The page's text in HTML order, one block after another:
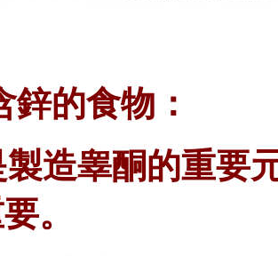
鋅的食物：
造睾酮的重要
。